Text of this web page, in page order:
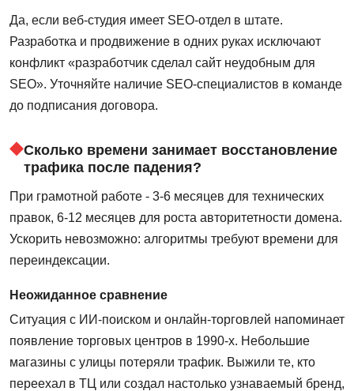
Да, если веб-студия имеет SEO-отдел в штате.
Разработка и продвижение в одних руках исключают
конфликт «разработчик сделал сайт неудобным для
SEO». Уточняйте наличие SEO-специалистов в команде
до подписания договора.
Сколько времени занимает восстановление
трафика после падения?
При грамотной работе - 3-6 месяцев для технических
правок, 6-12 месяцев для роста авторитетности домена.
Ускорить невозможно: алгоритмы требуют времени для
переиндексации.
Неожиданное сравнение
Ситуация с ИИ-поиском и онлайн-торговлей напоминает
появление торговых центров в 1990-х. Небольшие
магазины с улицы потеряли трафик. Выжили те, кто
переехал в ТЦ или создал настолько узнаваемый бренд,